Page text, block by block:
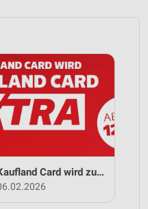
Kaufland Card wird zu Kaufland Card XTRA!